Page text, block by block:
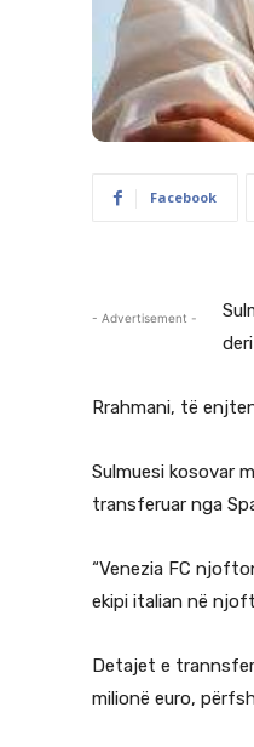
Facebook
- Advertisement -
Rrahmani, të
Sulmuesi kosovar
transferuar nga
“Venezia FC
ekipi italian në
Detajet e
milionë euro,